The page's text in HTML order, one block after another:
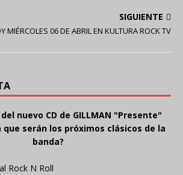
SIGUIENTE
MIÉRCOLES 06 DE ABRIL EN KULTURA ROCK TV
nuevo CD de GILLMAN "Presente"
serán los próximos clásicos de la
banda?
Rock N Roll